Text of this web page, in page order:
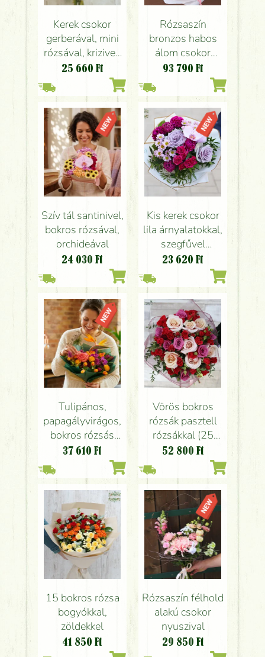
Kerek csokor
gerberával, mini
rózsával, krizivel,
kalásszal (15
25 660 Ft
Rózsaszín
bronzos habos
álom csokor
angol rózsákkal,
93 790 Ft
Szív tál santinivel,
bokros rózsával,
orchideával
24 030 Ft
Kis kerek csokor
lila árnyalatokkal,
szegfűvel
rózsával,
orchideával (10
szál)
23 620 Ft
Tulipános,
papagályvirágos,
bokros rózsás
trópusi színvilágú
csokor (19 szál)
37 610 Ft
Vörös bokros
rózsák pasztell
rózsákkal (25
szál)
52 800 Ft
15 bokros rózsa
bogyókkal,
zöldekkel
41 850 Ft
Rózsaszín félhold
alakú csokor
nyuszival
29 850 Ft